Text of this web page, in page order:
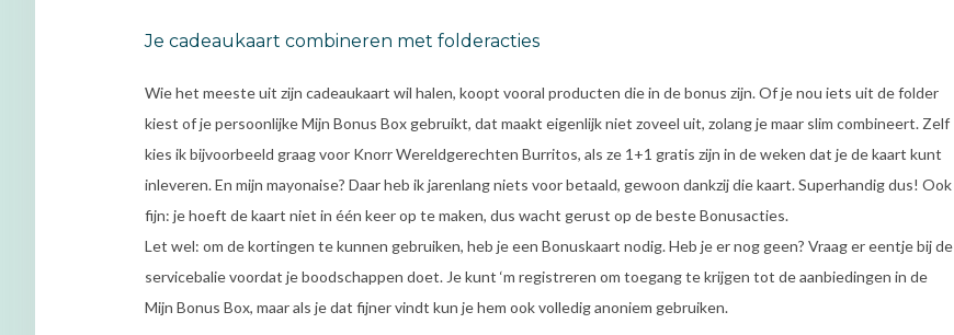
Je cadeaukaart combineren met folderacties
Wie het meeste uit zijn cadeaukaart wil halen, koopt vooral producten die in de bonus zijn. Of je nou iets uit de folder
kiest of je persoonlijke Mijn Bonus Box gebruikt, dat maakt eigenlijk niet zoveel uit, zolang je maar slim combineert. Zelf
kies ik bijvoorbeeld graag voor Knorr Wereldgerechten Burritos, als ze 1+1 gratis zijn in de weken dat je de kaart kunt
inleveren. En mijn mayonaise? Daar heb ik jarenlang niets voor betaald, gewoon dankzij die kaart. Superhandig dus! Ook
fijn: je hoeft de kaart niet in één keer op te maken, dus wacht gerust op de beste Bonusacties.
Let wel: om de kortingen te kunnen gebruiken, heb je een Bonuskaart nodig. Heb je er nog geen? Vraag er eentje bij de
servicebalie voordat je boodschappen doet. Je kunt ‘m registreren om toegang te krijgen tot de aanbiedingen in de
Mijn Bonus Box, maar als je dat fijner vindt kun je hem ook volledig anoniem gebruiken.